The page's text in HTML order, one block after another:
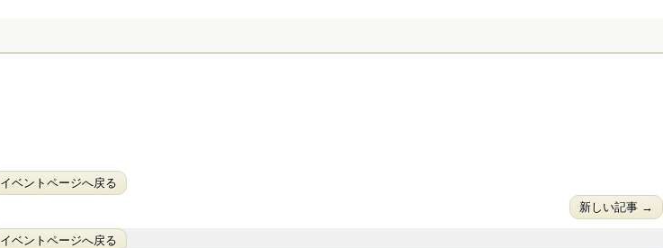
イベントページへ戻る
新しい記事 →
イベントページへ戻る